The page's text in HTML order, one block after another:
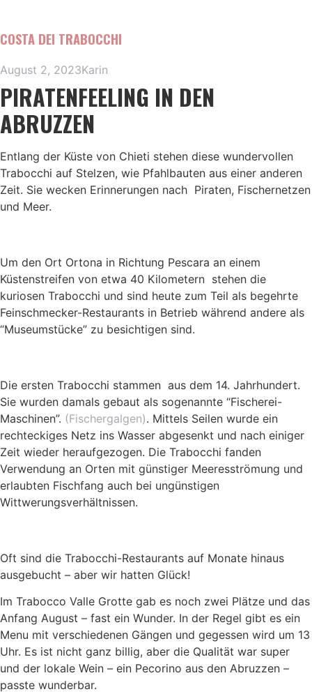
COSTA DEI TRABOCCHI
August 2, 2023Karin
PIRATENFEELING IN DEN
ABRUZZEN
Entlang der Küste von Chieti stehen diese wundervollen
Trabocchi auf Stelzen, wie Pfahlbauten aus einer anderen
Zeit. Sie wecken Erinnerungen nach Piraten, Fischernetzen
und Meer.
Um den Ort Ortona in Richtung Pescara an einem
Küstenstreifen von etwa 40 Kilometern stehen die
kuriosen Trabocchi und sind heute zum Teil als begehrte
Feinschmecker-Restaurants in Betrieb während andere als
“Museumstücke” zu besichtigen sind.
Die ersten Trabocchi stammen aus dem 14. Jahrhundert.
Sie wurden damals gebaut als sogenannte “Fischerei-
Maschinen”. (Fischergalgen). Mittels Seilen wurde ein
rechteckiges Netz ins Wasser abgesenkt und nach einiger
Zeit wieder heraufgezogen. Die Trabocchi fanden
Verwendung an Orten mit günstiger Meeresströmung und
erlaubten Fischfang auch bei ungünstigen
Wittwerungsverhältnissen.
Oft sind die Trabocchi-Restaurants auf Monate hinaus
ausgebucht – aber wir hatten Glück!
Im Trabocco Valle Grotte gab es noch zwei Plätze und das
Anfang August – fast ein Wunder. In der Regel gibt es ein
Menu mit verschiedenen Gängen und gegessen wird um 13
Uhr. Es ist nicht ganz billig, aber die Qualität war super
und der lokale Wein – ein Pecorino aus den Abruzzen –
passte wunderbar.